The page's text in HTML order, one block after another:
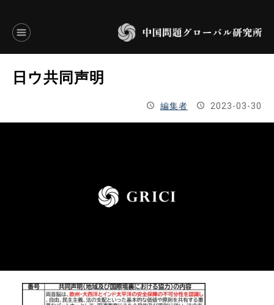
言語別アーカイブ
JAPANESE
お問い合わせ
日ウ共同声明
編集者 2023-03-30